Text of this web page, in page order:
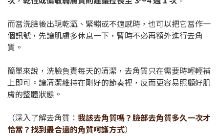
而當洗臉後出現乾澀、緊繃或不適感時，也可以把它當作一
個訊號，先讓肌膚多休息一下，暫時不必再額外進行去角
質。
簡單來說，洗臉負責每天的清潔，去角質只在需要時輕輕補
上即可。讓清潔維持在剛好的節奏裡，反而更容易照顧好肌
膚的整體狀態。
（深入了解去角質： 我該去角質嗎？臉部去角質多久一次才
恰當？找到最合適的角質呵護方式）